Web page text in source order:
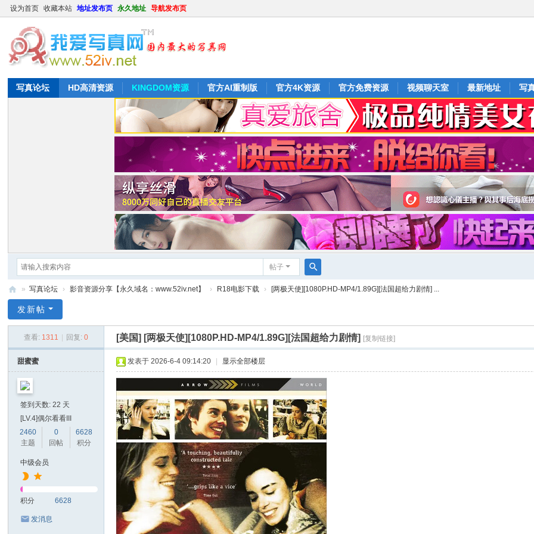
设为首页 收藏本站 地址发布页 永久地址 导航发布页
写真论坛 HD高清资源 KINGDOM资源 官方AI重制版 官方4K资源 官方免费资源 视频聊天室 最新地址 写
帖子
搜
爱
真
» 写真论坛 › 影音资源分享【永久域名：www.52iv.net】 › R18电影下载 › [两极天使][1080P.HD-MP4/1.89G][法国超给力剧情] ...
发新帖
查看: 1311 回复: 0 [美国] [两极天使][1080P.HD-MP4/1.89G][法国超给力剧情] [复制链接]
甜蜜蜜
签到天数: 22 天
[LV.4]偶尔看看III
2460
主题
0
回帖
6628
积分
中级会员
积分 6628
发消息
发表于 2026-6-4 09:14:20 显示全部楼层